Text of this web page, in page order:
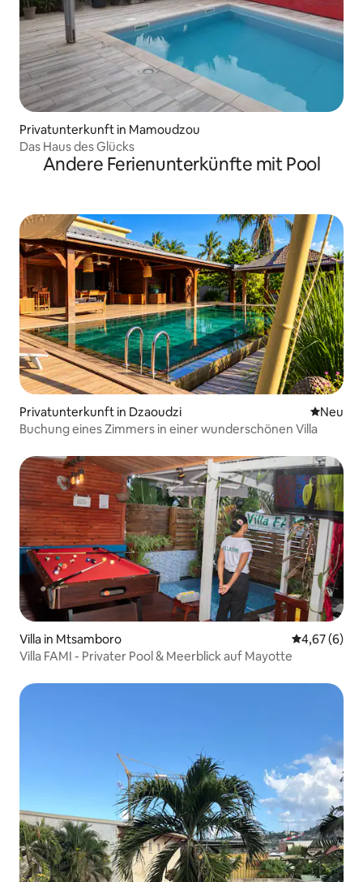
Privatunterkunft in Mamoudzou
Das Haus des Glücks
Andere Ferienunterkünfte mit Pool
Privatunterkunft in Dzaoudzi Neue
Neu
Buchung eines Zimmers in einer wunderschönen Villa
Villa in Mtsamboro
4,67 (6)
Villa FAMI - Privater Pool & Meerblick auf Mayotte